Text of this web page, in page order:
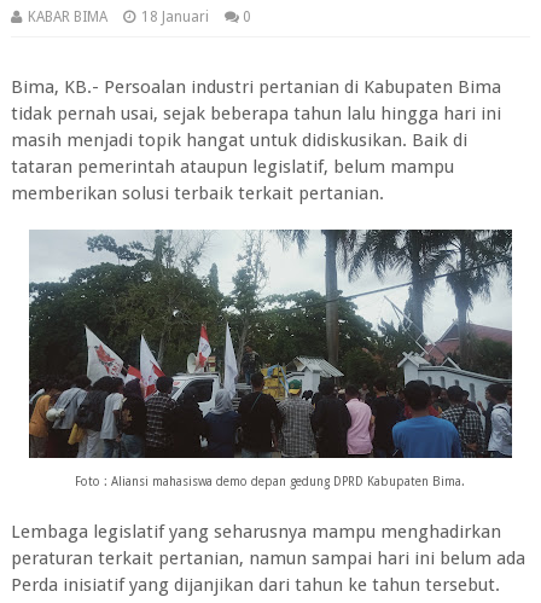
KABAR BIMA 18 Januari 0
Bima, KB.- Persoalan industri pertanian di Kabupaten Bima
tidak pernah usai, sejak beberapa tahun lalu hingga hari ini
masih menjadi topik hangat untuk didiskusikan. Baik di
tataran pemerintah ataupun legislatif, belum mampu
memberikan solusi terbaik terkait pertanian.
Foto : Aliansi mahasiswa demo depan gedung DPRD Kabupaten Bima.
Lembaga legislatif yang seharusnya mampu menghadirkan
peraturan terkait pertanian, namun sampai hari ini belum ada
Perda inisiatif yang dijanjikan dari tahun ke tahun tersebut.